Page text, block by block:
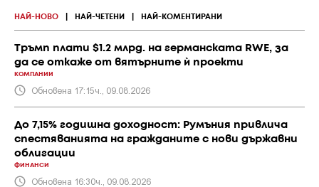
НАЙ-НОВО НАЙ-ЧЕТЕНИ НАЙ-КОМЕНТИРАНИ
Тръмп плати $1.2 млрд. на германската RWE, за
да се откаже от вятърните ѝ проекти
КОМПАНИИ
Обновена 17:15ч., 09.08.2026
До 7,15% годишна доходност: Румъния привлича
спестяванията на гражданите с нови държавни
облигации
ФИНАНСИ
Обновена 16:30ч., 09.08.2026